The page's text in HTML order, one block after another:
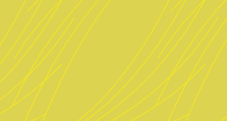
Öffnungszeiten
Montag Ruhetag
Di. – Do. 17 bis 24 Uhr
Fr. 16 bis 1 Uhr
Sa. 12 bis 1 Uhr
So. 12 bis 23 Uhr
Küche
Weißwurstfrühstück: Sa. & So. ab 12 Uhr
(Stück € 2,50)